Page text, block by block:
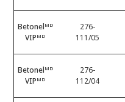
Betonelᴹᴰ
VIPᴹᴰ
276-
111/05
Betonelᴹᴰ
VIPᴹᴰ
276-
112/04